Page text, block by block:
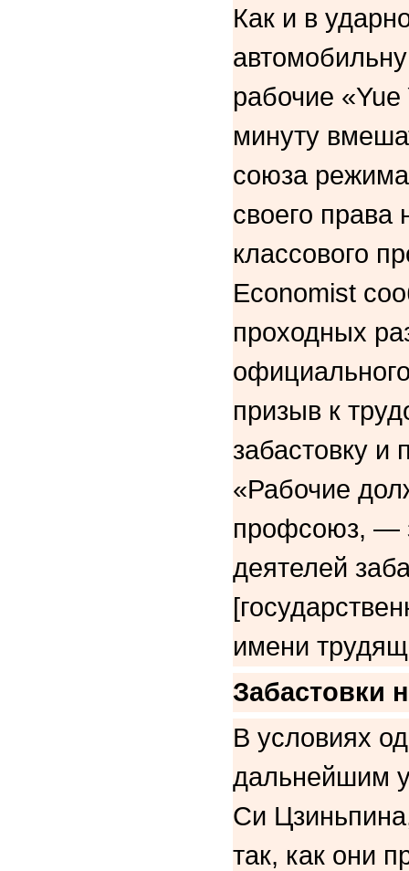
Как и в
рабочие
минуту
союза
своего права
классового
Economist
проходных
призыв к
забастовку и
«Рабочие
профсоюз, —
деятелей
имени
Забастовки
В условиях
дальнейшим
Си
так, как они